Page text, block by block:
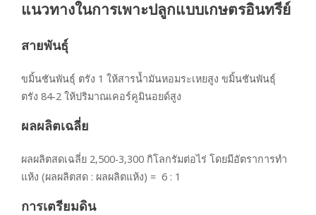
แนวทางในการเพาะปลูกแบบเกษตรอินทรีย์
สายพันธุ์
ขมิ้นชันพันธุ์ ตรัง 1 ให้สารน้ำมันหอมระเหยสูง ขมิ้นชันพันธุ์
ตรัง 84-2 ให้ปริมาณเคอร์คูมินอยด์สูง
ผลผลิตเฉลี่ย
ผลผลิตสดเฉลี่ย 2,500-3,300 กิโลกรัมต่อไร่ โดยมีอัตราการทำ
แห้ง (ผลผลิตสด : ผลผลิตแห้ง) = 6 : 1
การเตรียมดิน